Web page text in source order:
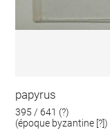
papyrus
395 / 641 (?)
(époque byzantine [?])